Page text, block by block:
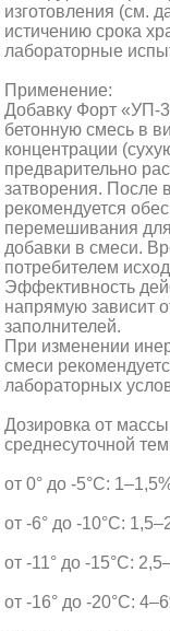
изготовления (см.
истичению срока
лабораторные
Применение:
Добавку Форт «УП-
бетонную смесь в
концентрации
предварительно
затворения. После
рекомендуется
перемешивания
добавки в смеси.
потребителем
Эффективность
напрямую зависит
заполнителей.
При изменении
смеси
лабораторных
Дозировка от
среднесуточной
от 0° до -5°С:
от -6° до -10°С:
от -11° до -15°С:
от -16° до -20°С: